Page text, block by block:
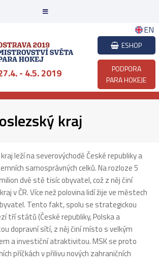
EN
- 4.5. 2019
ESHOP
PODPORA
PARA HOKEJE
kraj
leží na severovýchodě České republiky a
samosprávných celků. Na rozloze 5
dvě stě tisíc obyvatel, což z něj činí
v ČR. Více než polovina lidí žije ve městech
Tento fakt, spolu se strategickou
tří států (České republiky, Polska a
dopravní sítí, z něj činí místo s velkým
a investiční atraktivitou. MSK se proto
příčkách v přilivu nových zahraničních